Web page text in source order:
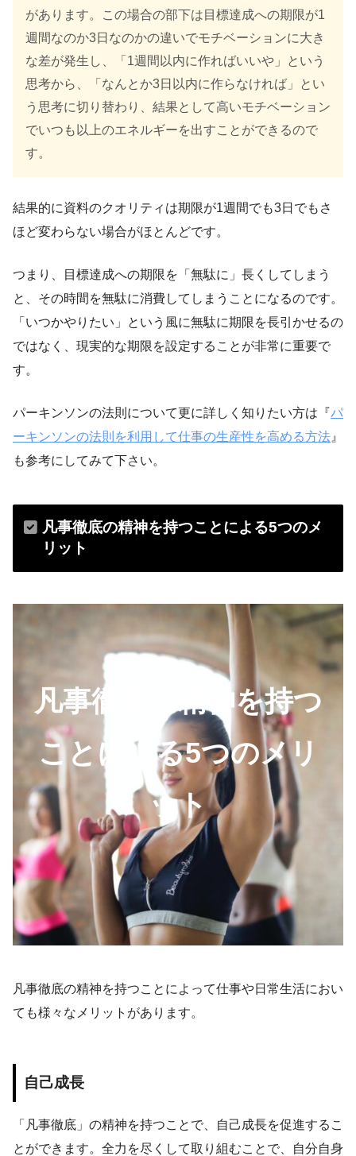
があります。この場合の部下は目標達成への期限が1
週間なのか3日なのかの違いでモチベーションに大き
な差が発生し、「1週間以内に作ればいいや」という
思考から、「なんとか3日以内に作らなければ」とい
う思考に切り替わり、結果として高いモチベーション
でいつも以上のエネルギーを出すことができるので
す。
結果的に資料のクオリティは期限が1週間でも3日でもさ
ほど変わらない場合がほとんどです。
つまり、目標達成への期限を「無駄に」長くしてしまう
と、その時間を無駄に消費してしまうことになるのです。
「いつかやりたい」という風に無駄に期限を長引かせるの
ではなく、現実的な期限を設定することが非常に重要で
す。
パーキンソンの法則について更に詳しく知りたい方は『パ
ーキンソンの法則を利用して仕事の生産性を高める方法 』
も参考にしてみて下さい。
凡事徹底の精神を持つことによる5つのメ
リット
凡事徹底の精神を持つ
ことによる5つのメリ
ット
凡事徹底の精神を持つことによって仕事や日常生活におい
ても様々なメリットがあります。
自己成長
「凡事徹底」の精神を持つことで、自己成長を促進するこ
とができます。全力を尽くして取り組むことで、自分自身